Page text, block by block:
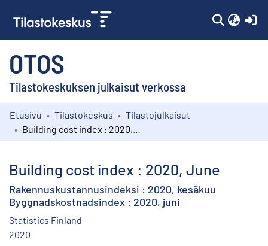
OTOS
Tilastokeskuksen julkaisut verkossa
Kokoelmat
Etusivu Tilastokeskus
Tilastojulkaisut
Building cost index : 2020, June
Rakennuskustannusindeksi : 2020, kesäkuu
Byggnadskostnadsindex : 2020, juni
Statistics Finland
2020